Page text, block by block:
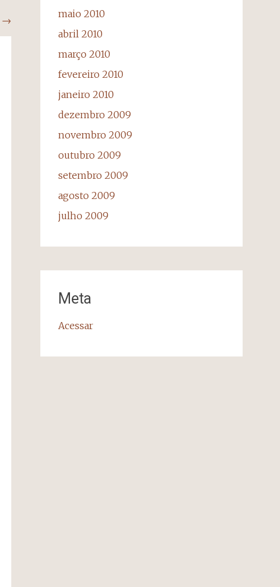
→
maio 2010
abril 2010
março 2010
fevereiro 2010
janeiro 2010
dezembro 2009
novembro 2009
outubro 2009
setembro 2009
agosto 2009
julho 2009
Meta
Acessar